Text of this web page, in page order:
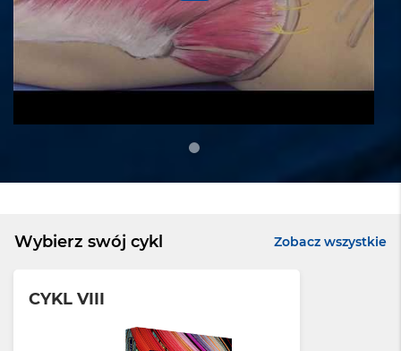
geriatrii. Swoją wiedzę oraz doświadczenie
zdobywa podczas licznych kursów
prowadzonych przez nauczycieli z Polski i z
zagranicy. Pracował w klinikach na oddziałach:
ortopedycznym, neurologicznym oraz
intensywnej terapii. Obecnie student w
zwolennik zdrowego stylu życia oraz miłośnik
Wybierz swój cykl Zobacz wszystkie
CYKL VIII